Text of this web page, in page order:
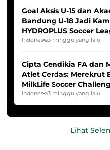
Goal Aksis U-15 dan
Bandung U-18 Jadi
HYDROPLUS Soccer
2025/2026
Indonesia3 minggu yang lalu
Cipta Cendikia FA dan
Atlet Cerdas: Merekrut
MilkLife Soccer
HYDROPLUS Soccer
Indonesia3 minggu yang lalu
Lihat